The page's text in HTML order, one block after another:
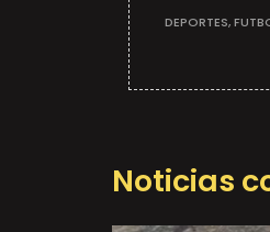
DEPORTES,
Noticias